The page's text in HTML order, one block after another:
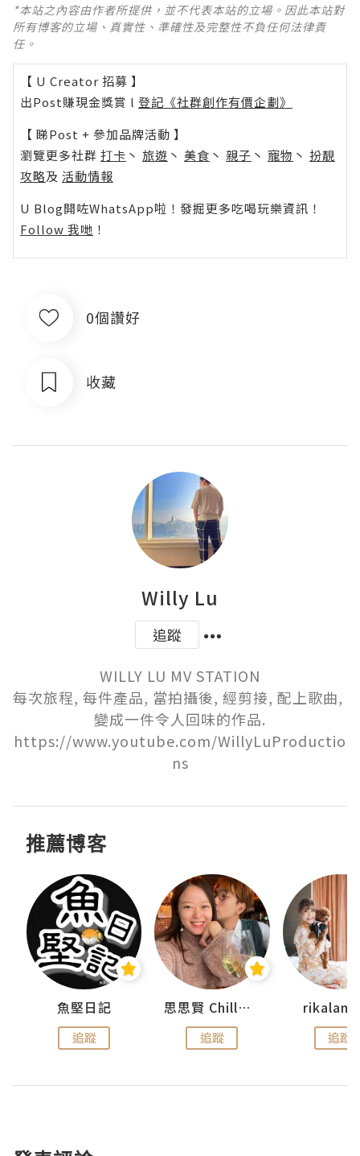
*本站之內容由作者所提供，並不代表本站的立場。因此本站對
所有博客的立場、真實性、準確性及完整性不負任何法律責
任。
【 U Creator 招募 】
出Post賺現金獎賞 l 登記《社群創作有價企劃》
【 睇Post + 參加品牌活動 】
瀏覽更多社群 打卡 丶 旅遊 丶 美食 丶 親子 丶 寵物 丶 扮靚
攻略及 活動情報
U Blog開咗WhatsApp啦！發掘更多吃喝玩樂資訊！
Follow 我哋 ！
0個讚好
收藏
Willy Lu
追蹤
WILLY LU MV STATION
每次旅程, 每件產品, 當拍攝後, 經剪接, 配上歌曲,
變成一件令人回味的作品.
https://www.youtube.com/WillyLuProductio
ns
推薦博客
魚堅日記
追蹤
思思賢 ChillMyBabe
追蹤 追蹤